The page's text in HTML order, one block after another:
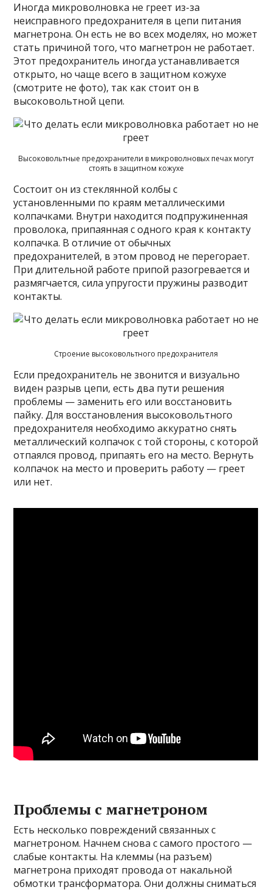
Иногда микроволновка не греет из-за
неисправного предохранителя в цепи питания
магнетрона. Он есть не во всех моделях, но может
стать причиной того, что магнетрон не работает.
Этот предохранитель иногда устанавливается
открыто, но чаще всего в защитном кожухе
(смотрите не фото), так как стоит он в
высоковольтной цепи.
Высоковольтные предохранители в микроволновых печах могут
стоять в защитном кожухе
Состоит он из стеклянной колбы с
установленными по краям металлическими
колпачками. Внутри находится подпружиненная
проволока, припаянная с одного края к контакту
колпачка. В отличие от обычных
предохранителей, в этом провод не перегорает.
При длительной работе припой разогревается и
размягчается, сила упругости пружины разводит
контакты.
Строение высоковольтного предохранителя
Если предохранитель не звонится и визуально
виден разрыв цепи, есть два пути решения
проблемы — заменить его или восстановить
пайку. Для восстановления высоковольтного
предохранителя необходимо аккуратно снять
металлический колпачок с той стороны, с которой
отпаялся провод, припаять его на место. Вернуть
колпачок на место и проверить работу — греет
или нет.
Проблемы с магнетроном
Есть несколько повреждений связанных с
магнетроном. Начнем снова с самого простого —
слабые контакты. На клеммы (на разъем)
магнетрона приходят провода от накальной
обмотки трансформатора. Они должны сниматься